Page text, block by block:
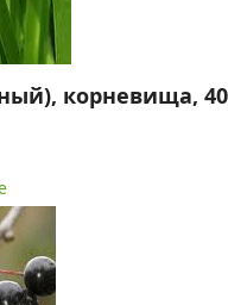
корневища, 40